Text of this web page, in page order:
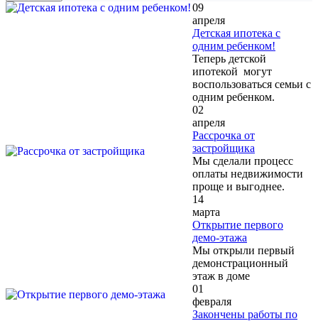
09
апреля
Детская ипотека с
одним ребенком!
Теперь детской
ипотекой могут
воспользоваться семьи с
одним ребенком.
02
апреля
Рассрочка от
застройщика
Мы сделали процесс
оплаты недвижимости
проще и выгоднее.
14
марта
Открытие первого
демо-этажа
Мы открыли первый
демонстрационный
этаж в доме
01
февраля
Закончены работы по